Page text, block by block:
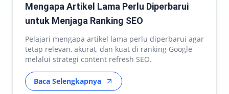
Mengapa Artikel Lama Perlu Diperbarui
untuk Menjaga Ranking SEO
Pelajari mengapa artikel lama perlu diperbarui agar
tetap relevan, akurat, dan kuat di ranking Google
melalui strategi content refresh SEO.
Baca Selengkapnya